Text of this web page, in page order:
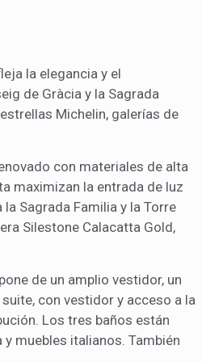
la elegancia y el
de Gràcia y la Sagrada
Michelin, galerías de
con materiales de alta
maximizan la entrada de luz
Sagrada Familia y la Torre
Silestone Calacatta Gold,
de un amplio vestidor, un
con vestidor y acceso a la
Los tres baños están
muebles italianos. También
del comportamiento de los usuarios
este tipo de cookies se utiliza en la
en función del análisis de los datos
guardar la información de
servicios y para ofrecer una
información sobre las
de la observación continuada de sus
conocer los hábitos de
con el perfil de navegación del